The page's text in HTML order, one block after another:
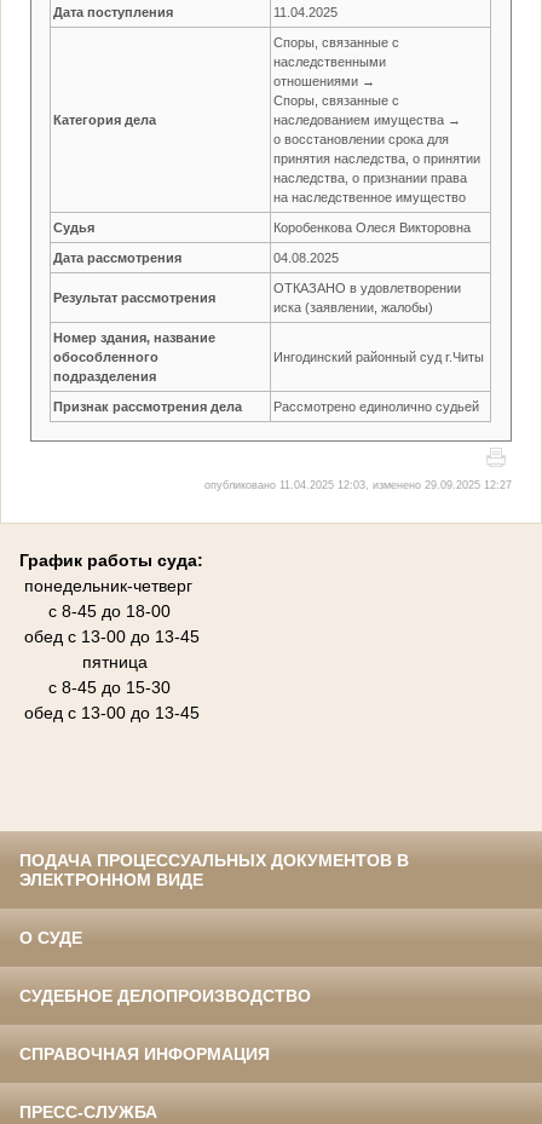
Дата поступления 11.04.2025
Категория дела
Споры, связанные с
наследственными
отношениями →
Споры, связанные с
наследованием имущества →
о восстановлении срока для
принятия наследства, о принятии
наследства, о признании права
на наследственное имущество
Судья Коробенкова Олеся Викторовна
Дата рассмотрения 04.08.2025
Результат рассмотрения
ОТКАЗАНО в удовлетворении
иска (заявлении, жалобы)
Номер здания, название
обособленного
подразделения
Ингодинский районный суд г.Читы
Признак рассмотрения дела Рассмотрено единолично судьей
опубликовано 11.04.2025 12:03, изменено 29.09.2025 12:27
График работы суда:
понедельник-четверг
с 8-45 до 18-00
обед с 13-00 до 13-45
пятница
с 8-45 до 15-30
обед с 13-00 до 13-45
ПОДАЧА ПРОЦЕССУАЛЬНЫХ ДОКУМЕНТОВ В
ЭЛЕКТРОННОМ ВИДЕ
О СУДЕ
СУДЕБНОЕ ДЕЛОПРОИЗВОДСТВО
СПРАВОЧНАЯ ИНФОРМАЦИЯ
ПРЕСС-СЛУЖБА